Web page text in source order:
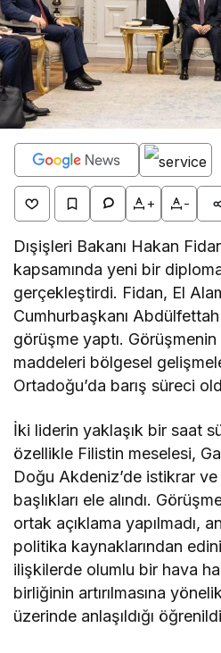
+ -
Dışişleri Bakanı Hakan
kapsamında yeni bir
gerçekleştirdi. Fidan, El
Cumhurbaşkanı
görüşme yaptı.
maddeleri bölgesel
Ortadoğu’da barış süreci
İki liderin yaklaşık bir saat
özellikle Filistin meselesi,
Doğu Akdeniz’de istikrar
başlıkları ele alındı.
ortak açıklama yapılmadı,
politika kaynaklarından
ilişkilerde olumlu bir hava
birliğinin artırılmasına
üzerinde anlaşıldığı